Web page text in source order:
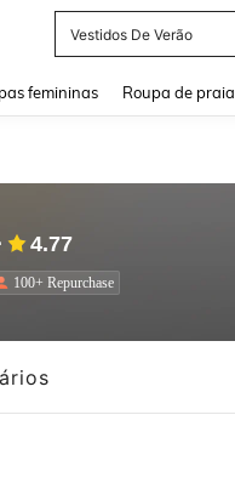
Vestidos De Verão
femininas Roupa de praia
4.77
100+ Repurchase